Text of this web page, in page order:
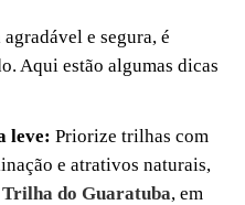
e segura, é
Aqui estão algumas dicas
leve: Priorize trilhas com
e atrativos naturais,
Trilha do Guaratuba, em